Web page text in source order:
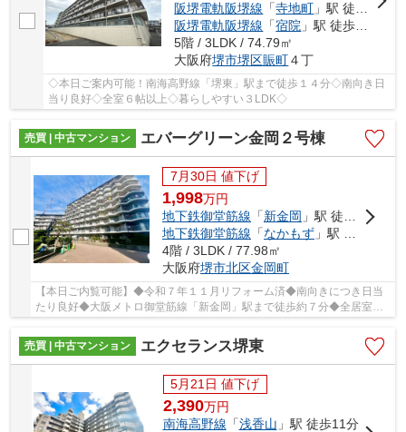
阪堺電軌阪堺線 「寺地町 」駅 徒歩15分
阪堺電軌阪堺線 「宿院 」駅 徒歩17分
5階 / 3LDK / 74.79㎡
大阪府堺市堺区賑町４丁
◇本日ご案内可能！南海高野線「堺東」駅まで徒歩１４分◇南向き日
当り良好◇全室６帖以上◇暮らしやすい３LDK◇
売買 | 中古マンション エバーグリーン金岡２号棟
7月30日 値下げ
1,998万円
地下鉄御堂筋線 「新金岡 」駅 徒歩7分
地下鉄御堂筋線 「なかもず」駅 徒歩19分
4階 / 3LDK / 77.98㎡
大阪府堺市北区金岡町
【本日ご内覧可能】◆令和７年１１月リフォーム済◆南向きにつき日当
たり良好◆大阪メトロ御堂筋線「新金岡」駅まで徒歩約７分◆全居室６
帖以上の３ＬＤＫ+サンルーム□スーパーや小・中学...
売買 | 中古マンション
エクセランス堺東
5月21日 値下げ
2,390万円
南海高野線 「浅香山 」駅 徒歩11分